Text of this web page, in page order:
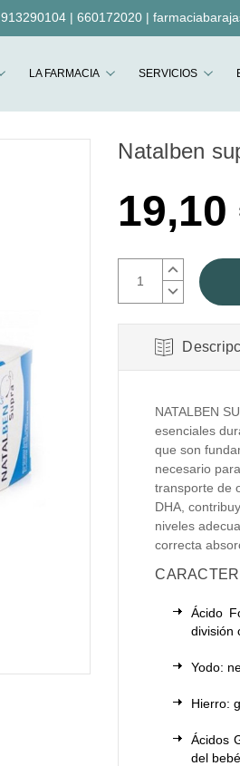
913290104| 660172020|
LA FARMACIA SERVICIOS
Natalben
19,10
AUMENTAR
CANTIDAD:
DISMINUIR
CANTIDAD:
NATALBEN
esenciales
que son
necesario
transporte de
DHA,
niveles
correcta
Ácido
división
Yodo:
Hierro:
Ácidos
del bebé.